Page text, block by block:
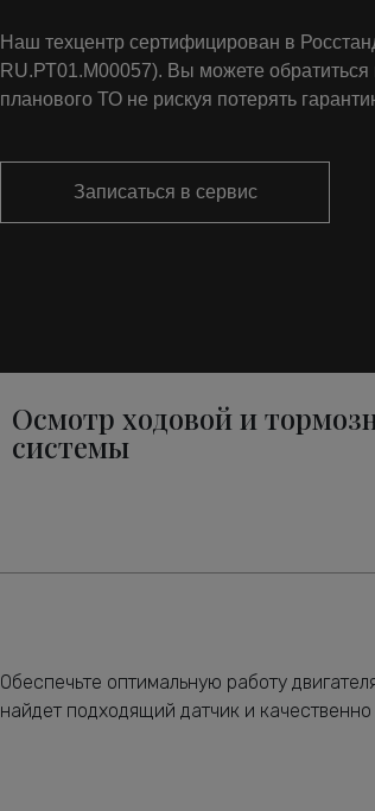
Наш техцентр сертифицирован в
RU.РТ01.М00057). Вы можете
планового ТО не рискуя потерять
Записаться в сервис
Осмотр ходовой и
системы
Обеспечьте оптимальную работу
найдет подходящий датчик и